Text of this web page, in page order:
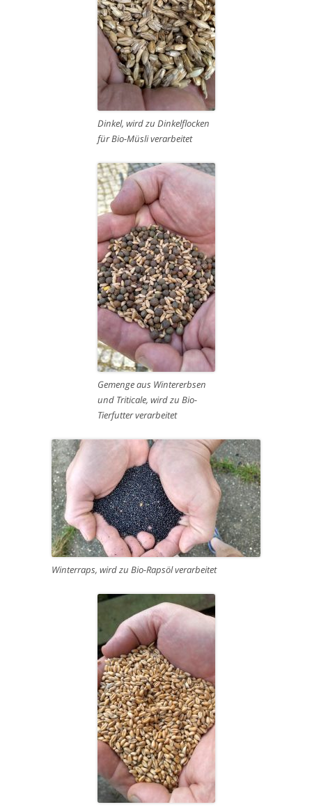
Dinkel, wird zu Dinkelflocken
für Bio-Müsli verarbeitet
Gemenge aus Wintererbsen
und Triticale, wird zu Bio-
Tierfutter verarbeitet
Winterraps, wird zu Bio-Rapsöl verarbeitet